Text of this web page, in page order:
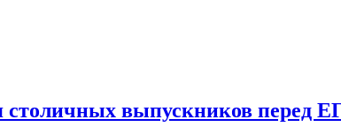
столичных выпускников перед